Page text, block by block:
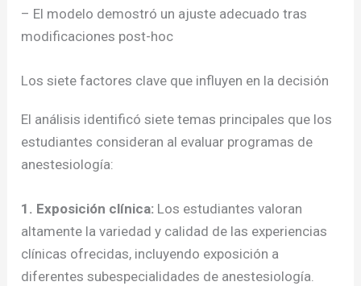
– El modelo demostró un ajuste adecuado tras
modificaciones post-hoc
Los siete factores clave que influyen en la decisión
El análisis identificó siete temas principales que los
estudiantes consideran al evaluar programas de
anestesiología:
1. Exposición clínica: Los estudiantes valoran
altamente la variedad y calidad de las experiencias
clínicas ofrecidas, incluyendo exposición a
diferentes subespecialidades de anestesiología.